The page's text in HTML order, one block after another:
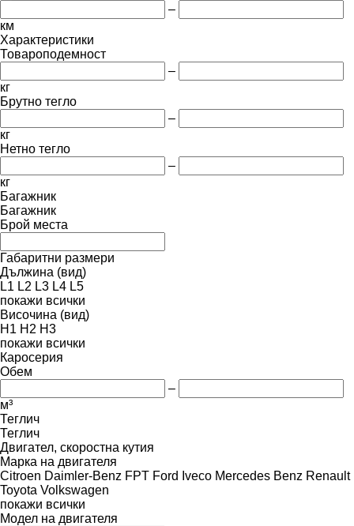
–
км
Характеристики
Товароподемност
–
кг
Брутно тегло
–
кг
Нетно тегло
–
кг
Багажник
Багажник
Брой места
Габаритни размери
Дължина (вид)
L1 L2 L3 L4 L5
покажи всички
Височина (вид)
H1 H2 H3
покажи всички
Каросерия
Обем
–
м³
Теглич
Теглич
Двигател, скоростна кутия
Марка на двигателя
Citroen Daimler-Benz FPT Ford Iveco Mercedes Benz Renault
Toyota Volkswagen
покажи всички
Модел на двигателя